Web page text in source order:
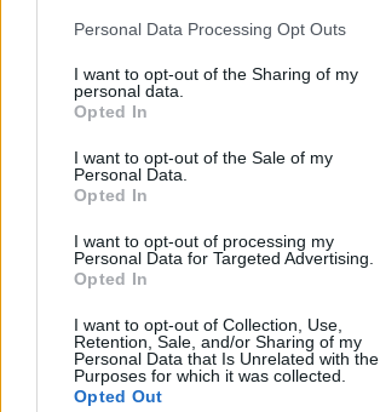
Personal Data Processing Opt Outs
I want to opt-out of the Sharing of my
personal data.
Opted In
I want to opt-out of the Sale of my
Personal Data.
Opted In
I want to opt-out of processing my
Personal Data for Targeted Advertising.
Opted In
I want to opt-out of Collection, Use,
Retention, Sale, and/or Sharing of my
Personal Data that Is Unrelated with the
Purposes for which it was collected.
Opted Out